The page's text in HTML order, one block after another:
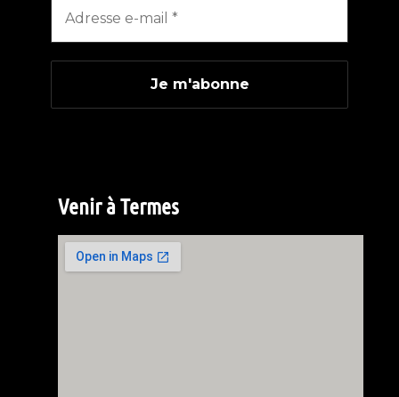
Venir à Termes